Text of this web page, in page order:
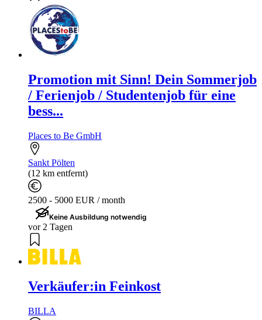
Promotion mit Sinn! Dein Sommerjob
/ Ferienjob / Studentenjob für eine
bess...
Places to Be GmbH
Sankt Pölten
(12 km entfernt)
2500 - 5000 EUR / month
Keine Ausbildung notwendig
vor 2 Tagen
Verkäufer:in Feinkost
BILLA